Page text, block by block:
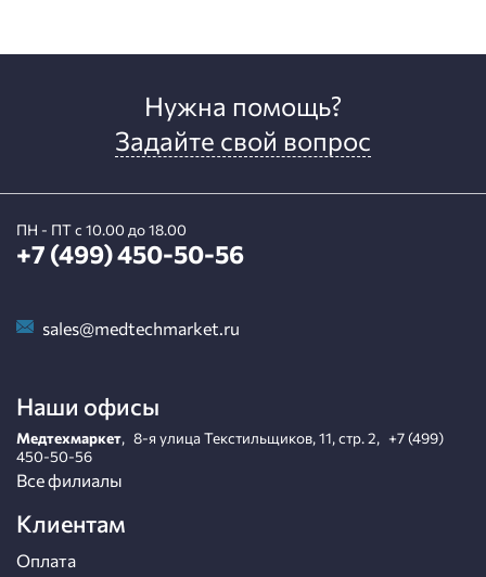
Нужна помощь?
Задайте свой вопрос
ПН - ПТ с 10.00 до 18.00
+7 (499) 450-50-56
sales@medtechmarket.ru
Наши офисы
Медтехмаркет, 8-я улица Текстильщиков, 11, стр. 2, +7 (499)
450-50-56
Все филиалы
Клиентам
Оплата